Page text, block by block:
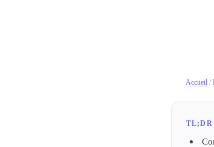
Accueil /
TL;DR